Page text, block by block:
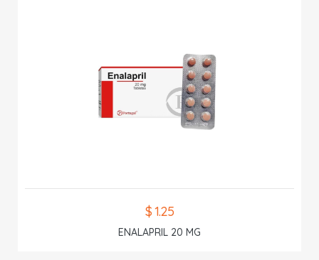
$ 1.25
ENALAPRIL 20 MG